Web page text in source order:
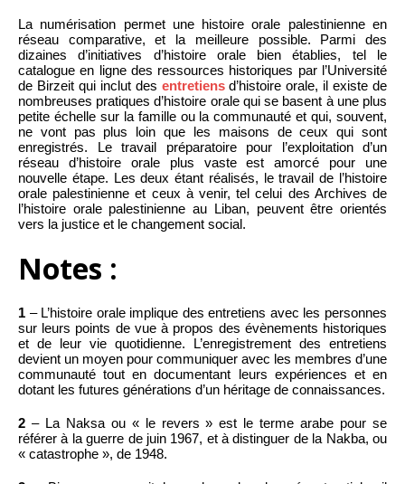
La numérisation permet une histoire orale palestinienne en
réseau comparative, et la meilleure possible. Parmi des
dizaines d’initiatives d’histoire orale bien établies, tel le
catalogue en ligne des ressources historiques par l’Université
de Birzeit qui inclut des entretiensd’histoire orale, il existe de
nombreuses pratiques d’histoire orale qui se basent à une plus
petite échelle sur la famille ou la communauté et qui, souvent,
ne vont pas plus loin que les maisons de ceux qui sont
enregistrés. Le travail préparatoire pour l’exploitation d’un
réseau d’histoire orale plus vaste est amorcé pour une
nouvelle étape. Les deux étant réalisés, le travail de l’histoire
orale palestinienne et ceux à venir, tel celui des Archives de
l’histoire orale palestinienne au Liban, peuvent être orientés
vers la justice et le changement social.
Notes :
1 – L’histoire orale implique des entretiens avec les personnes
sur leurs points de vue à propos des évènements historiques
et de leur vie quotidienne. L’enregistrement des entretiens
devient un moyen pour communiquer avec les membres d’une
communauté tout en documentant leurs expériences et en
dotant les futures générations d’un héritage de connaissances.
2 – La Naksa ou « le revers » est le terme arabe pour se
référer à la guerre de juin 1967, et à distinguer de la Nakba, ou
« catastrophe », de 1948.